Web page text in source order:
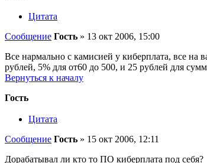
Цитата
Сообщение Гость » 13 окт 2006, 15:00
Все нармально с камисией у киберплата, все на
рублей, 5% для от60 до 500, и 25 рублей для
Вернуться к началу
Гость
Цитата
Сообщение Гость » 15 окт 2006, 12:11
Дорабатывал ли кто то ПО киберплата под себя?